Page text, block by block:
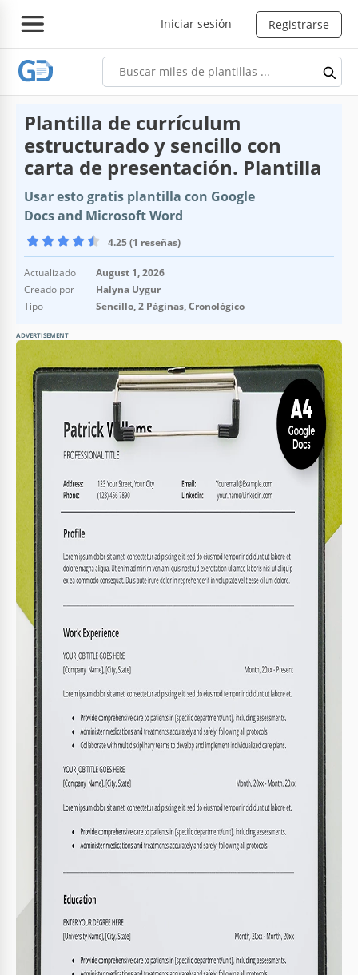
Iniciar sesión Registrarse
Plantilla de currículum
estructurado y sencillo con
carta de presentación. Plantilla
Usar esto gratis plantilla con Google
Docs and Microsoft Word
4.25 (1 reseñas)
Actualizado
August 1, 2026
Creado por
Halyna Uygur
Tipo
Sencillo, 2 Páginas, Cronológico
ADVERTISEMENT